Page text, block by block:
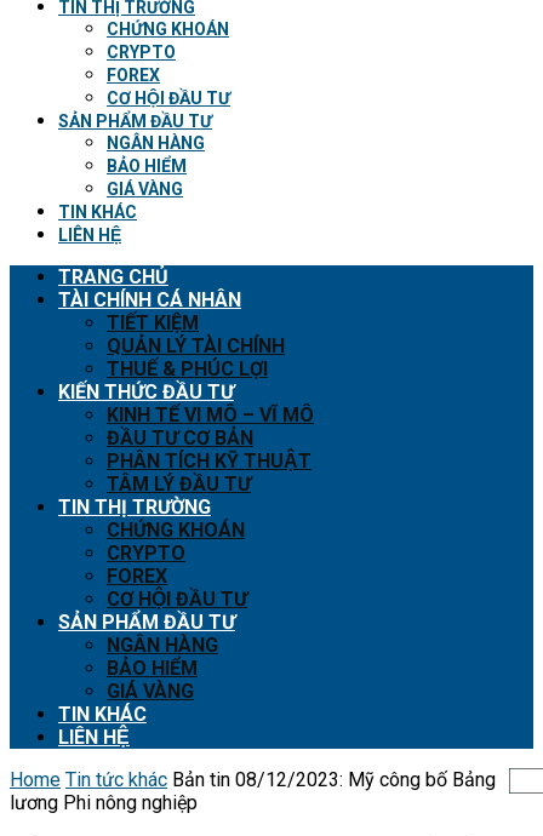
TIN THỊ TRƯỜNG
CHỨNG KHOÁN
CRYPTO
FOREX
CƠ HỘI ĐẦU TƯ
SẢN PHẨM ĐẦU TƯ
NGÂN HÀNG
BẢO HIỂM
GIÁ VÀNG
TIN KHÁC
LIÊN HỆ
TRANG CHỦ
TÀI CHÍNH CÁ NHÂN
TIẾT KIỆM
QUẢN LÝ TÀI CHÍNH
THUẾ & PHÚC LỢI
KIẾN THỨC ĐẦU TƯ
KINH TẾ VI MÔ – VĨ MÔ
ĐẦU TƯ CƠ BẢN
PHÂN TÍCH KỸ THUẬT
TÂM LÝ ĐẦU TƯ
TIN THỊ TRƯỜNG
CHỨNG KHOÁN
CRYPTO
FOREX
CƠ HỘI ĐẦU TƯ
SẢN PHẨM ĐẦU TƯ
NGÂN HÀNG
BẢO HIỂM
GIÁ VÀNG
TIN KHÁC
LIÊN HỆ
Home Tin tức khác Bản tin 08/12/2023: Mỹ công bố Bảng
lương Phi nông nghiệp